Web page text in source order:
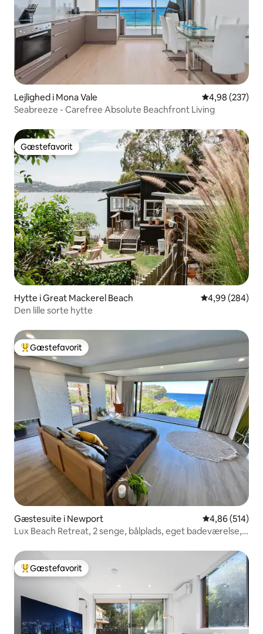
Lejlighed i Mona Vale 4,98 ud af 5 i
4,98 (237)
Seabreeze - Carefree Absolute Beachfront Living
Gæstefavorit
Gæstefavorit
Hytte i Great Mackerel Beach 4,99 ud af 5 i
4,99 (284)
Den lille sorte hytte
Bedste gæstefavorit
Gæstefavorit
Gæstesuite i Newport 4,86 ud af 5 i
4,86 (514)
Lux Beach Retreat, 2 senge, bålplads, eget badeværelse,
Bedste gæstefavorit
Gæstefavorit